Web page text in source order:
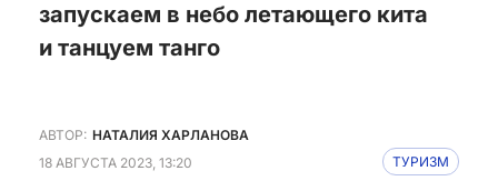
запускаем в небо летающего кита
и танцуем танго
АВТОР: НАТАЛИЯ ХАРЛАНОВА
18 АВГУСТА 2023, 13:20
ТУРИЗМ